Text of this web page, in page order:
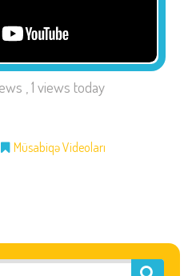
, 1 views today
Müsabiqə Videoları